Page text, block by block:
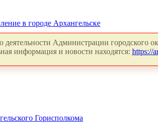
в городе Архангельске
деятельности Администрации городского
информация и новости находятся: https://
Горисполкома